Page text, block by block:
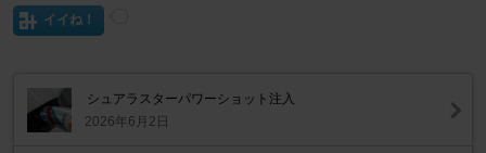
イイね！
シュアラスターパワーショット注入
2026年6月2日